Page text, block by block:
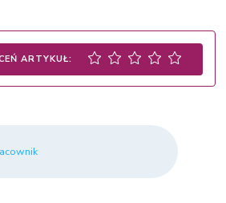
ARTYKUŁ: